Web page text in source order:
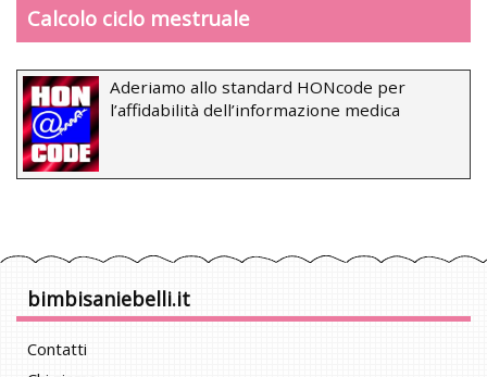
Calcolo ciclo mestruale
Aderiamo allo standard HONcode per
l’affidabilità dell’informazione medica
bimbisaniebelli.it
Contatti